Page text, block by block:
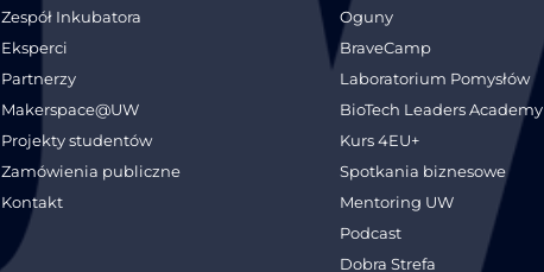
Zespół Inkubatora
Eksperci
Partnerzy
Makerspace@UW
Projekty studentów
Zamówienia publiczne
Kontakt
Oguny
BraveCamp
Laboratorium Pomysłów
BioTech Leaders Academy
Kurs 4EU+
Spotkania biznesowe
Mentoring UW
Podcast
Dobra Strefa